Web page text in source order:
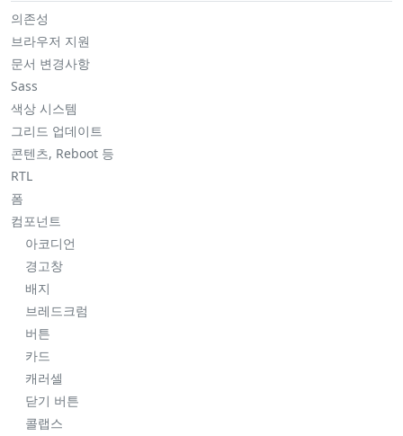
의존성
브라우저 지원
문서 변경사항
Sass
색상 시스템
그리드 업데이트
콘텐츠, Reboot 등
RTL
폼
컴포넌트
아코디언
경고창
배지
브레드크럼
버튼
카드
캐러셀
닫기 버튼
콜랩스